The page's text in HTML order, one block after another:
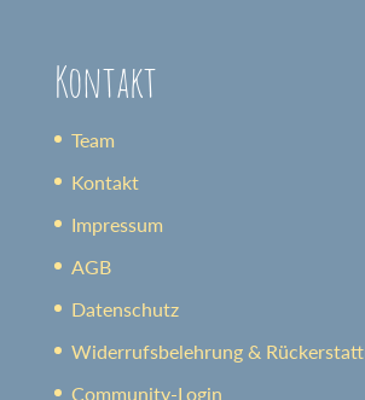
Kontakt
Team
Kontakt
Impressum
AGB
Datenschutz
Widerrufsbelehrung &
Community-Login